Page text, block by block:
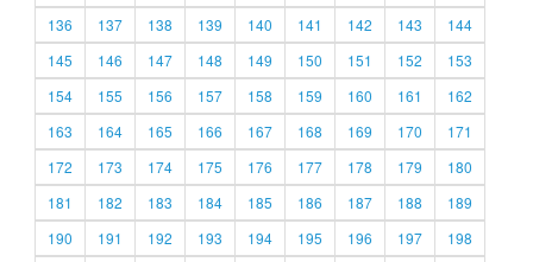
136
137 138 139 140 141 142 143
144
145
146 147 148 149 150 151 152
153
154
155 156 157 158 159 160 161
162
163
164 165 166 167 168 169 170
171
172
173 174 175 176 177 178 179
180
181
182 183 184 185 186 187 188
189
190
191 192 193 194 195 196 197
198